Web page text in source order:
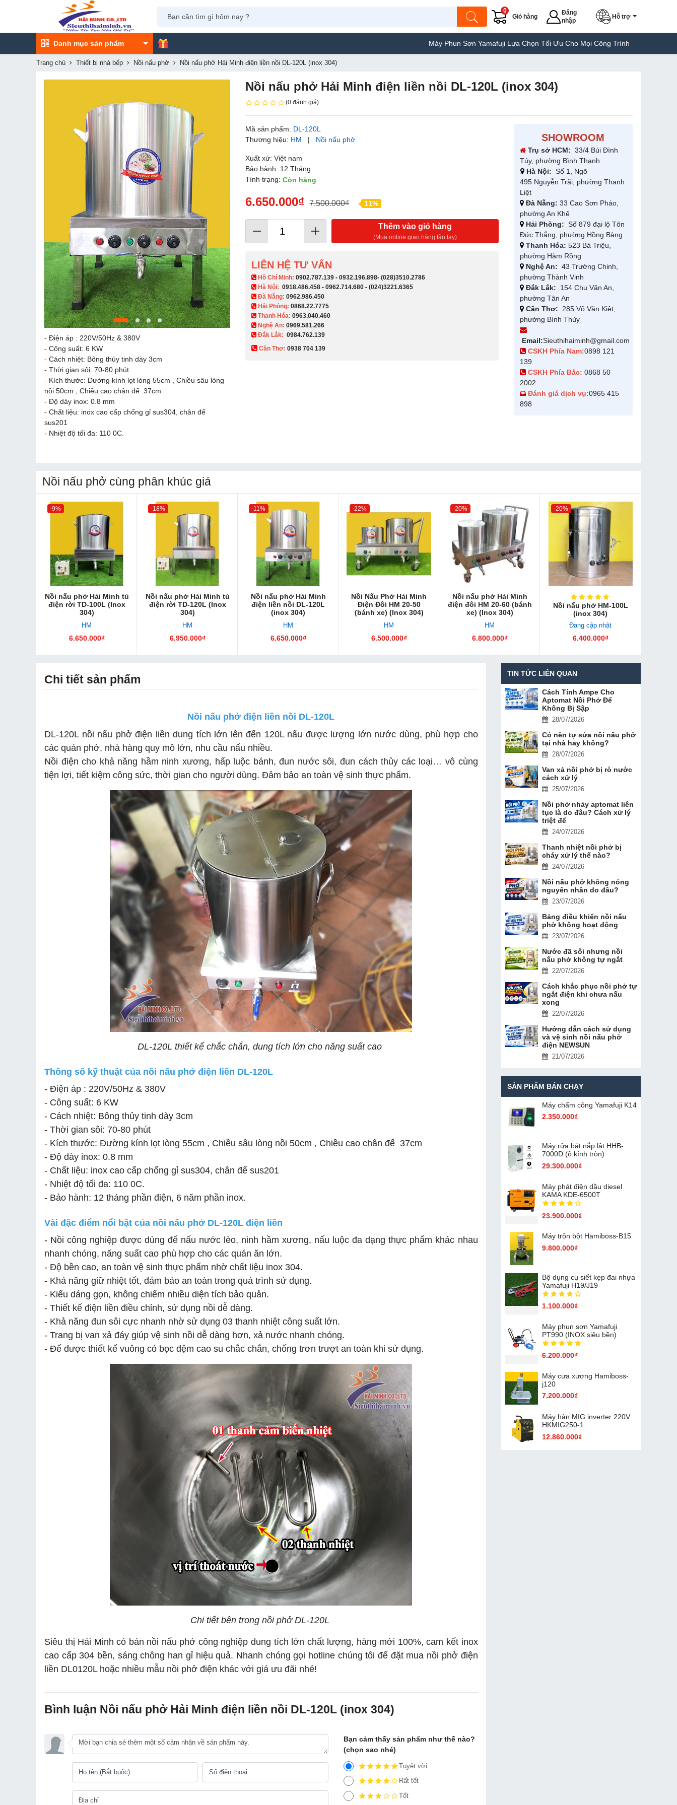
Giỏ hàng
0
Đăng
nhập
Hỗ trợ
Danh mục sản phẩm Máy Phun Sơn Yamafuji Lựa Chọn Tối Ưu Cho Mọi Công Trình Máy Hàn Túi Yamafuji
Trang chủ Thiết bị nhà bếp Nồi nấu phở Nồi nấu phở Hải Minh điện liền nồi DL-120L (inox 304)
- Điện áp : 220V/50Hz & 380V
- Công suất: 6 KW
- Cách nhiệt: Bông thủy tinh dày 3cm
- Thời gian sôi: 70-80 phút
- Kích thước: Đường kính lọt lòng 55cm , Chiều sâu lòng
nồi 50cm , Chiều cao chân đế 37cm
- Độ dày inox: 0.8 mm
- Chất liệu: inox cao cấp chống gỉ sus304, chân đế
sus201
- Nhiệt độ tối đa: 110 0C.
Nồi nấu phở Hải Minh điện liền nồi DL-120L (inox 304)
(0 đánh giá)
Mã sản phẩm: DL-120L
Thương hiệu: HM | Nồi nấu phở
Xuất xứ: Việt nam
Bảo hành: 12 Tháng
Tình trạng:Còn hàng
6.650.000₫ 7.500.000₫ 11%
Thêm vào giỏ hàng
(Mua online giao hàng tận tay)
LIÊN HỆ TƯ VẤN
​ Hồ Chí Minh:0902.787.139 -0932.196.898-(028)3510.2786
Hà Nội:0918.486.458 -0962.714.680 -(024)3221.6365
Đà Nẵng:0962.986.450
Hải Phòng:0868.22.7775
Thanh Hóa:0963.040.460
Nghệ An:0969.581.266
Đắk Lắk: 0984.762.139
Cần Thơ:0938 704 139​
SHOWROOM
Trụ sở HCM: 33/4 Bùi Đình
Túy, phường Bình Thạnh
Hà Nội: Số 1, Ngõ
495 Nguyễn Trãi, phường Thanh
Liệt
Đà Nẵng: 33 Cao Sơn Pháo,
phường An Khê
Hải Phòng: Số 879 đại lộ Tôn
Đức Thắng, phường Hồng Bàng
Thanh Hóa: 523 Bà Triệu,
phường Hàm Rồng
Nghệ An: 43 Trường Chinh,
phường Thành Vinh
Đắk Lắk: 154 Chu Văn An,
phường Tân An
Cần Thơ: 285 Võ Văn Kiệt,
phường Bình Thủy
Email:Sieuthihaiminh@gmail.com
CSKH Phía Nam:0898 121
139
CSKH Phía Bắc: 0868 50
2002
Đánh giá dịch vụ:0965 415
898
Nồi nấu phở cùng phân khúc giá
-9%
Nồi nấu phở Hải Minh tủ
điện rời TD-100L (Inox
304)
HM
6.650.000₫
-18%
Nồi nấu phở Hải Minh tủ
điện rời TD-120L (Inox
304)
HM
6.950.000₫
-11%
Nồi nấu phở Hải Minh
điện liền nồi DL-120L
(inox 304)
HM
6.650.000₫
-22%
Nồi Nấu Phở Hải Minh
Điện Đôi HM 20-50
(bánh xe) (Inox 304)
HM
6.500.000₫
-20%
Nồi nấu phở Hải Minh
điện đôi HM 20-60 (bánh
xe) (Inox 304)
HM
6.800.000₫
-20%
Nồi nấu phở HM-100L
(inox 304)
Đang cập nhật
6.400.000₫
Chi tiết sản phẩm
Nồi nấu phở điện liền nồi DL-120L
DL-120L nồi nấu phở điện liền dung tích lớn lên đến 120L nấu được lượng lớn nước dùng, phù hợp cho
các quán phở, nhà hàng quy mô lớn, nhu cầu nấu nhiều.
Nồi điện cho khả năng hầm ninh xương, hấp luộc bánh, đun nước sôi, đun cách thủy các loại… vô cùng
tiện lợi, tiết kiệm công sức, thời gian cho người dùng. Đảm bảo an toàn vệ sinh thực phẩm.
DL-120L thiết kế chắc chắn, dung tích lớn cho năng suất cao
Thông số kỹ thuật của nồi nấu phở điện liền DL-120L
- Điện áp : 220V/50Hz & 380V
- Công suất: 6 KW
- Cách nhiệt: Bông thủy tinh dày 3cm
- Thời gian sôi: 70-80 phút
- Kích thước: Đường kính lọt lòng 55cm , Chiều sâu lòng nồi 50cm , Chiều cao chân đế 37cm
- Độ dày inox: 0.8 mm
- Chất liệu: inox cao cấp chống gỉ sus304, chân đế sus201
- Nhiệt độ tối đa: 110 0C.
- Bảo hành: 12 tháng phần điện, 6 năm phần inox.
Vài đặc điểm nổi bật của nồi nấu phở DL-120L điện liền
- Nồi công nghiệp được dùng để nấu nước lèo, ninh hầm xương, nấu luộc đa dạng thực phẩm khác nhau
nhanh chóng, năng suất cao phù hợp cho các quán ăn lớn.
- Độ bền cao, an toàn vệ sinh thực phẩm nhờ chất liệu inox 304.
- Khả năng giữ nhiệt tốt, đảm bảo an toàn trong quá trình sử dụng.
- Kiểu dáng gọn, không chiếm nhiều diện tích bảo quản.
- Thiết kế điện liền điều chỉnh, sử dụng nồi dễ dàng.
- Khả năng đun sôi cực nhanh nhờ sử dụng 03 thanh nhiệt công suất lớn.
- Trang bị van xả đáy giúp vệ sinh nồi dễ dàng hơn, xả nước nhanh chóng.
- Đế được thiết kế vuông có bọc đệm cao su chắc chắn, chống trơn trượt an toàn khi sử dụng.
Chi tiết bên trong nồi phở DL-120L
Siêu thị Hải Minh có bán nồi nấu phở công nghiệp dung tích lớn chất lượng, hàng mới 100%, cam kết inox
cao cấp 304 bền, sáng chông han gỉ hiệu quả. Nhanh chóng gọi hotline chúng tôi để đặt mua nồi phở điện
liền DL0120L hoặc nhiều mẫu nồi phở điện khác với giá ưu đãi nhé!
Bình luận Nồi nấu phở Hải Minh điện liền nồi DL-120L (inox 304)
Bạn cảm thấy sản phẩm như thế nào?
(chọn sao nhé)
Tuyệt vời
Rất tốt
Tốt
TIN TỨC LIÊN QUAN
Cách Tính Ampe Cho
Aptomat Nồi Phở Để
Không Bị Sập
28/07/2026
Có nên tự sửa nồi nấu phở
tại nhà hay không?
28/07/2026
Van xả nồi phở bị rò nước
cách xử lý
25/07/2026
Nồi phở nhảy aptomat liên
tục là do đâu? Cách xử lý
triệt để
24/07/2026
Thanh nhiệt nồi phở bị
cháy xử lý thế nào?
24/07/2026
Nồi nấu phở không nóng
nguyên nhân do đâu?
23/07/2026
Bảng điều khiển nồi nấu
phở không hoạt động
23/07/2026
Nước đã sôi nhưng nồi
nấu phở không tự ngắt
22/07/2026
Cách khắc phục nồi phở tự
ngắt điện khi chưa nấu
xong
22/07/2026
Hướng dẫn cách sử dụng
và vệ sinh nồi nấu phở
điện NEWSUN
21/07/2026
SẢN PHẨM BÁN CHẠY
Máy chấm cô​ng Yamafuji K14
2.350.000₫
Máy rửa bát nắp lật HHB-
7000D (ô kính tròn)
29.300.000₫
Máy phát điện dầu diesel
KAMA KDE-6500T
23.900.000₫
Máy trộn bột Hamiboss-B15
9.800.000₫
Bộ dụng cụ siết kẹp đai nhựa
Yamafuji H19/J19
1.100.000₫
Máy phun sơn Yamafuji
PT990 (INOX siêu bền)
6.200.000₫
Máy cưa xương Hamiboss-
j120
7.200.000₫
Máy hàn MIG inverter 220V
HKMIG250-1
12.860.000₫